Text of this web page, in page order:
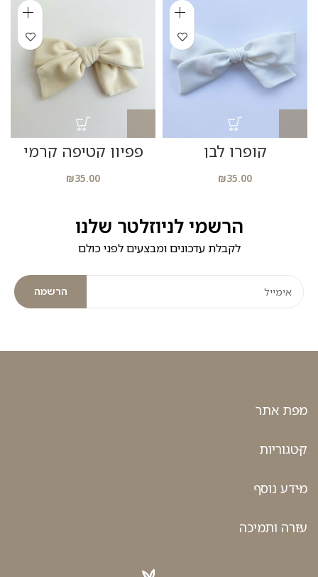
קופרו לבן
₪35.00
פפיון קטיפה קרמי
₪35.00
הרשמי לניוזלטר שלנו
לקבלת עדכונים ומבצעים לפני כולם
הרשמה
מפת אתר
קטגוריות
מידע נוסף
עזרה ותמיכה